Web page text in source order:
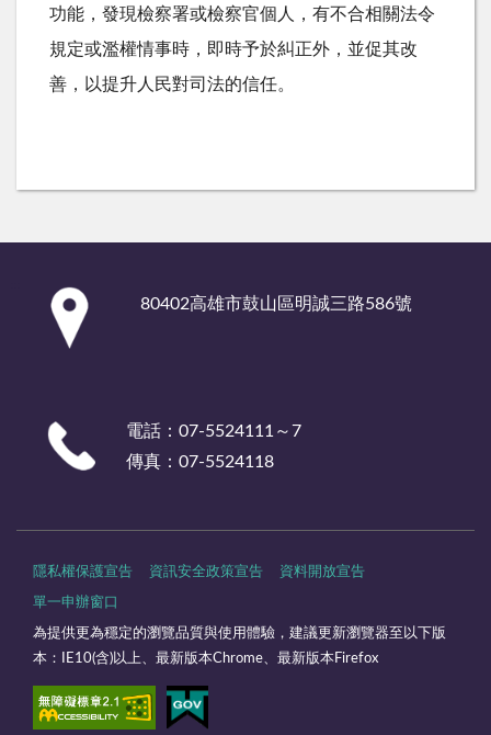
功能，發現檢察署或檢察官個人，有不合相關法令
規定或濫權情事時，即時予於糾正外，並促其改
善，以提升人民對司法的信任。
80402高雄市鼓山區明誠三路586號
電話：07-5524111～7
傳真：07-5524118
隱私權保護宣告 資訊安全政策宣告 資料開放宣告
單一申辦窗口
為提供更為穩定的瀏覽品質與使用體驗，建議更新瀏覽器至以下版
本：IE10(含)以上、最新版本Chrome、最新版本Firefox